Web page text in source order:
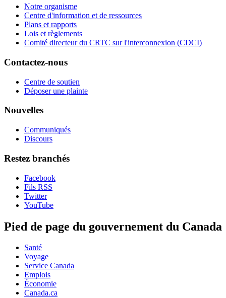
Notre organisme
Centre d'information et de ressources
Plans et rapports
Lois et règlements
Comité directeur du CRTC sur l'interconnexion (CDCI)
Contactez-nous
Centre de soutien
Déposer une plainte
Nouvelles
Communiqués
Discours
Restez branchés
Facebook
Fils RSS
Twitter
YouTube
Pied de page du gouvernement du Canada
Santé
Voyage
Service Canada
Emplois
Économie
Canada.ca